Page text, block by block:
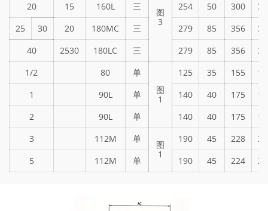
图
3
20
15 160L 三 254 50 300
25
30 20 180MC 三 279 85 356
40
2530 180LC 三 279 85 356
1/2
80
单
图
1
125 35 155
1
90L 单 140 40 175
2
90L 单 140 40 175
3
112M 单
图
1
190 45 228
5
112M 单 190 45 224